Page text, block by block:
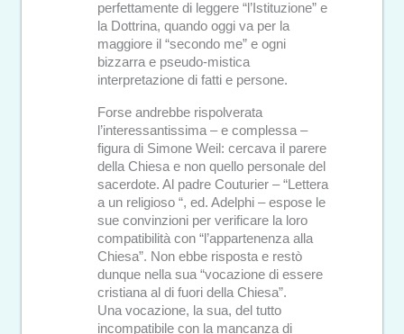
perfettamente di leggere “l’Istituzione” e
la Dottrina, quando oggi va per la
maggiore il “secondo me” e ogni
bizzarra e pseudo-mistica
interpretazione di fatti e persone.
Forse andrebbe rispolverata
l’interessantissima – e complessa –
figura di Simone Weil: cercava il parere
della Chiesa e non quello personale del
sacerdote. Al padre Couturier – “Lettera
a un religioso “, ed. Adelphi – espose le
sue convinzioni per verificare la loro
compatibilità con “l’appartenenza alla
Chiesa”. Non ebbe risposta e restò
dunque nella sua “vocazione di essere
cristiana al di fuori della Chiesa”.
Una vocazione, la sua, del tutto
incompatibile con la mancanza di